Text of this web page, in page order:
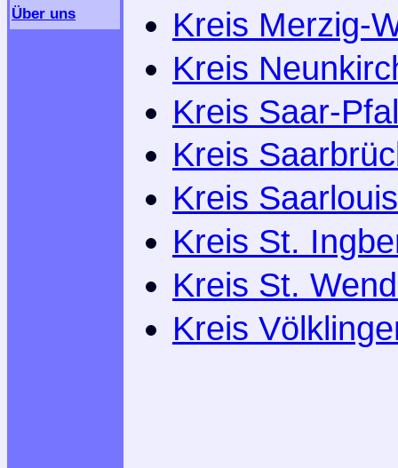
Über uns
Kreis Merzig-
Kreis
Kreis Saar-
Kreis
Kreis Saarlouis
Kreis St.
Kreis St.
Kreis